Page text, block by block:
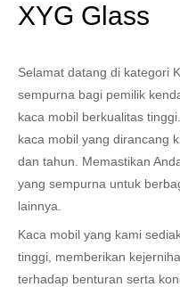
XYG Glass
Selamat datang di kategori
sempurna bagi pemilik
kaca mobil berkualitas
kaca mobil yang dirancang
dan tahun. Memastikan
yang sempurna untuk
lainnya.
Kaca mobil yang kami
tinggi, memberikan
terhadap benturan serta